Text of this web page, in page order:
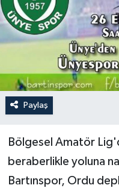
Paylaş
Bölgesel Amatör
beraberlikle yoluna
Bartınspor, Ordu
Tarım
Turizm
Yaşam
Yerel Yönetimler
DÜNYA
YEREL